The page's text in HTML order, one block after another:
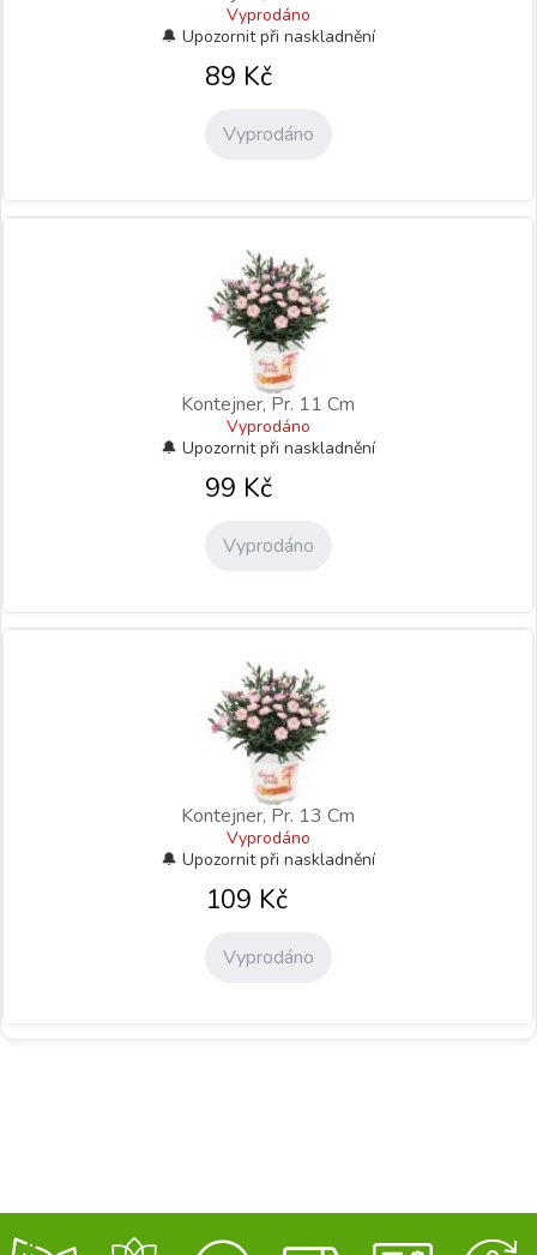
Vyprodáno
89 Kč
Vyprodáno
Kontejner, Pr. 11 Cm
Vyprodáno
99 Kč
Vyprodáno
Kontejner, Pr. 13 Cm
Vyprodáno
109 Kč
Vyprodáno